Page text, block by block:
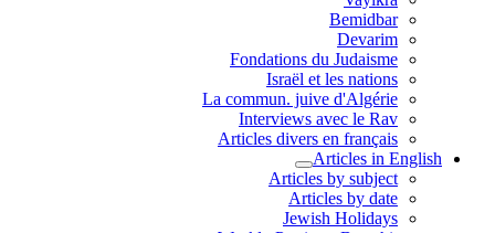
Bemidbar
Devarim
Fondations du Judaisme
Israël et les nations
La commun. juive d'Algérie
Interviews avec le Rav
Articles divers en français
Articles in English
Articles by subject
Articles by date
Jewish Holidays